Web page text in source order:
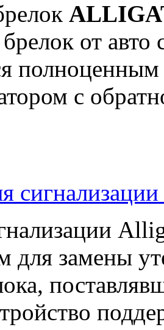
от авто
с
для замены